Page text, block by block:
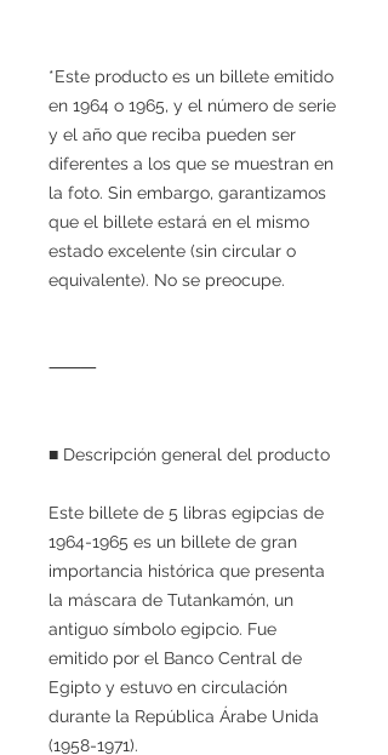
*Este producto es un billete emitido
en 1964 o 1965, y el número de serie
y el año que reciba pueden ser
diferentes a los que se muestran en
la foto. Sin embargo, garantizamos
que el billete estará en el mismo
estado excelente (sin circular o
equivalente). No se preocupe.
⸻
■ Descripción general del producto
Este billete de 5 libras egipcias de
1964-1965 es un billete de gran
importancia histórica que presenta
la máscara de Tutankamón, un
antiguo símbolo egipcio. Fue
emitido por el Banco Central de
Egipto y estuvo en circulación
durante la República Árabe Unida
(1958-1971).